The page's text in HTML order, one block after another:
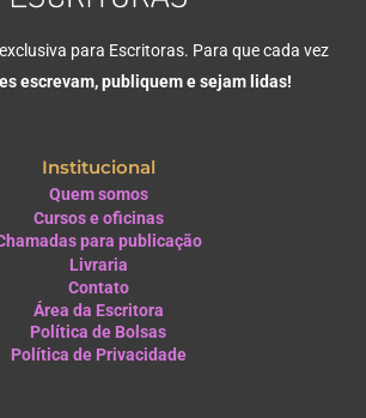
para Escritoras. Para que cada vez
escrevam, publiquem e sejam lidas!
Institucional
Quem somos
Cursos e oficinas
para publicação
Livraria
Contato
Área da Escritora
Política de Bolsas
Política de Privacidade